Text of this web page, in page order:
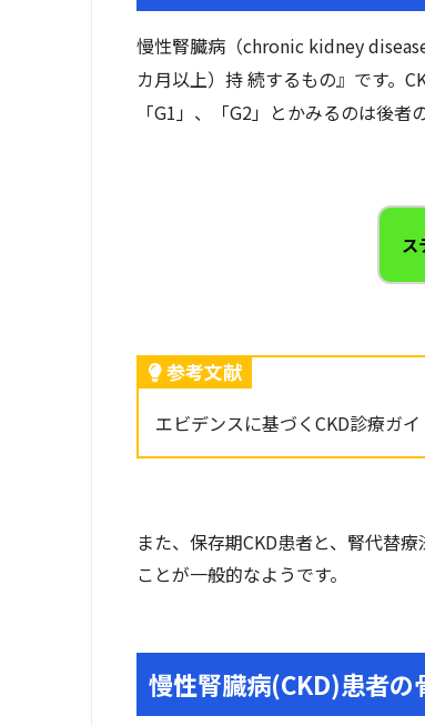
慢性腎臓病（chronic kidney
カ月以上）持 続するもの』です。
「G1」、「G2」とかみるのは後者
ス
参考文献
エビデンスに基づくCKD診療ガ
また、保存期CKD患者と、腎代替
ことが一般的なようです。
慢性腎臓病(CKD)患者の